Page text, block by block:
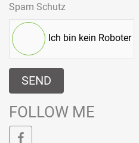
Spam Schutz
Ich bin kein Roboter
SEND
FOLLOW ME